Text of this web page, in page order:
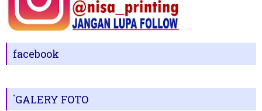
facebook
`GALERY FOTO